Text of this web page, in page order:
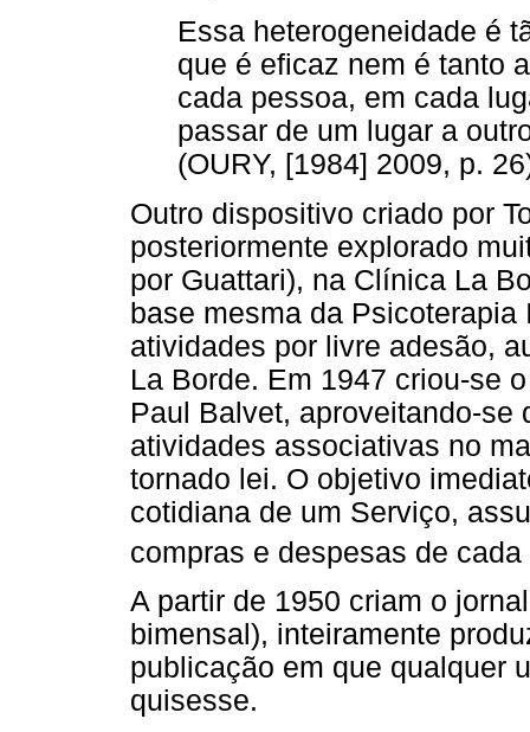
Essa heterogeneidade é
que é eficaz nem é tanto
cada pessoa, em cada
passar de um lugar a
(OURY, [1984] 2009, p.
Outro dispositivo criado por
posteriormente explorado
por Guattari), na Clínica La
base mesma da
atividades por livre adesão,
La Borde. Em 1947 criou-se
Paul Balvet, aproveitando-
atividades associativas no
tornado lei. O objetivo
cotidiana de um Serviço,
compras e despesas de cada
A partir de 1950 criam o
bimensal), inteiramente
publicação em que qualquer
quisesse.